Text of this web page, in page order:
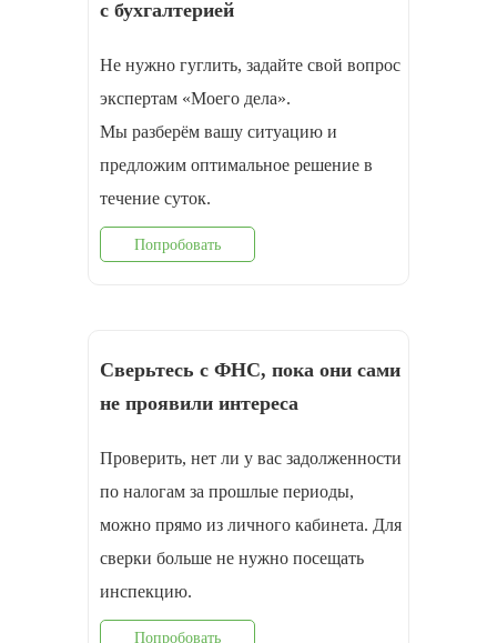
с бухгалтерией
Не нужно гуглить, задайте свой вопрос
экспертам «Моего дела».
Мы разберём вашу ситуацию и
предложим оптимальное решение в
течение суток.
Попробовать
Сверьтесь с ФНС, пока они сами
не проявили интереса
Проверить, нет ли у вас задолженности
по налогам за прошлые периоды,
можно прямо из личного кабинета. Для
сверки больше не нужно посещать
инспекцию.
Попробовать